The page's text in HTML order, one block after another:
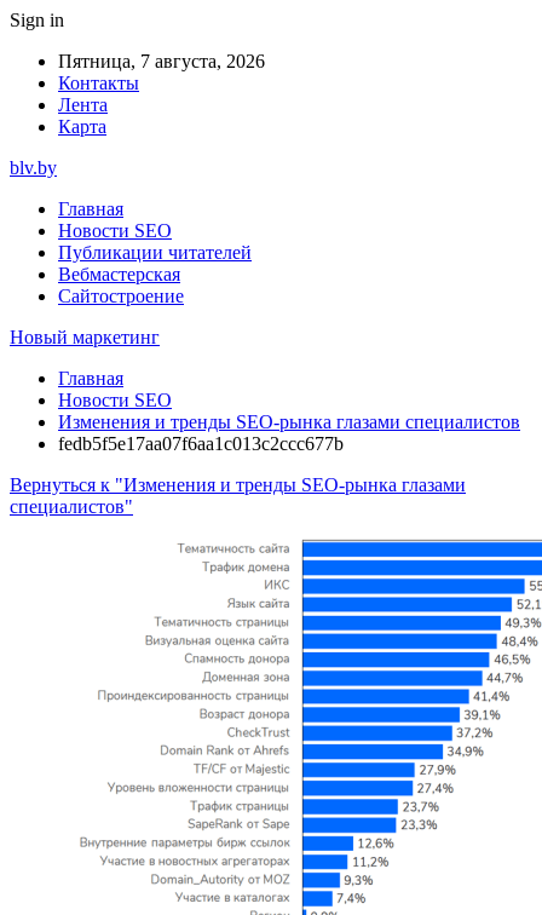
Sign in
Пятница, 7 августа, 2026
Контакты
Лента
Карта
blv.by
Главная
Новости SEO
Публикации читателей
Вебмастерская
Сайтостроение
Новый маркетинг
Главная
Новости SEO
Изменения и тренды SEO-рынка глазами специалистов
fedb5f5e17aa07f6aa1c013c2ccc677b
Вернуться к "Изменения и тренды SEO-рынка глазами
специалистов"